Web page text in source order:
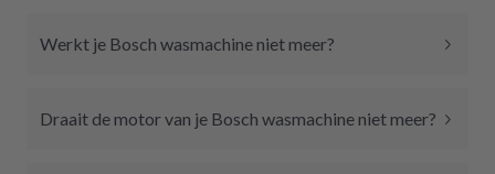
Werkt je Bosch wasmachine niet meer?
Draait de motor van je Bosch wasmachine niet meer?